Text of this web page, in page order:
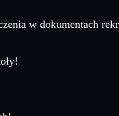
w dokumentach